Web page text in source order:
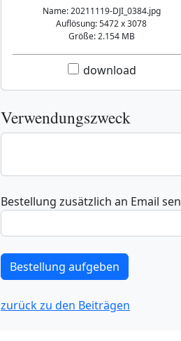
Name: 20211119-DJI_0384.jpg
Auflösung: 5472 x 3078
Größe: 2.154 MB
download
Verwendungszweck
Bestellung zusätzlich an Email
zurück zu den Beiträgen